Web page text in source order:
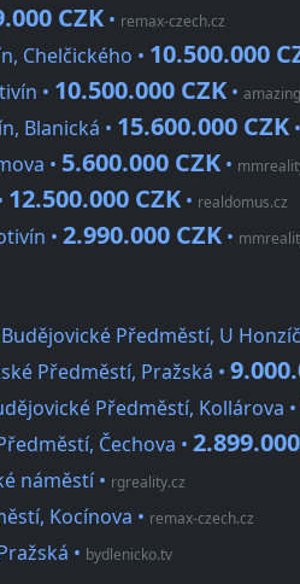
CZK • remax-czech.cz
Chelčického • 10.500.000
• 10.500.000 CZK •
Blanická • 15.600.000 CZK •
• 5.600.000 CZK •
12.500.000 CZK • realdomus.cz
• 2.990.000 CZK •
Předměstí, U
Předměstí, Pražská •
Předměstí, Kollárova •
Čechova •
náměstí• rgreality.cz
Kocínova • remax-czech.cz
• bydlenicko.tv